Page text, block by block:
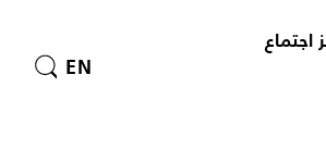
EN
اجتماع